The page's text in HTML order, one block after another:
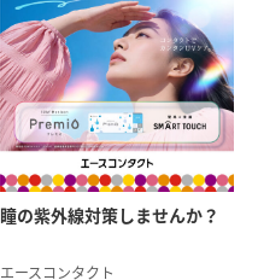
瞳の紫外線対策しませんか？
エースコンタクト